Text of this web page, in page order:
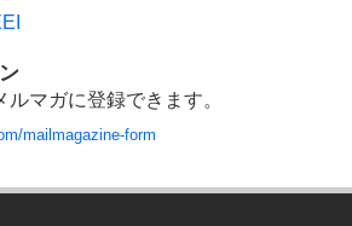
マガに登録できます。
mailmagazine-form